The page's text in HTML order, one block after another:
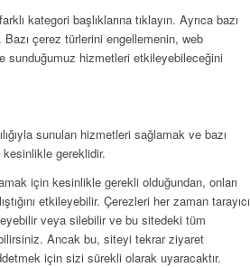
kategori başlıklarına tıklayın. Ayrıca bazı
çerez türlerini engellemenin, web
sunduğumuz hizmetleri etkileyebileceğini
sunulan hizmetleri sağlamak ve bazı
gereklidir.
için kesinlikle gerekli olduğundan, onları
etkileyebilir. Çerezleri her zaman tarayıcı
veya silebilir ve bu sitedeki tüm
Ancak bu, siteyi tekrar ziyaret
için sizi sürekli olarak uyaracaktır.